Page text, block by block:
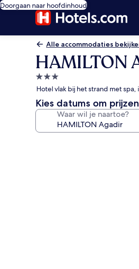
Doorgaan naar hoofdinhoud
Alle accommodaties
HAMILTON
3.0-
sterrenaccommodatie
Hotel vlak bij het strand met spa,
Kies datums om
Waar wil je naartoe?